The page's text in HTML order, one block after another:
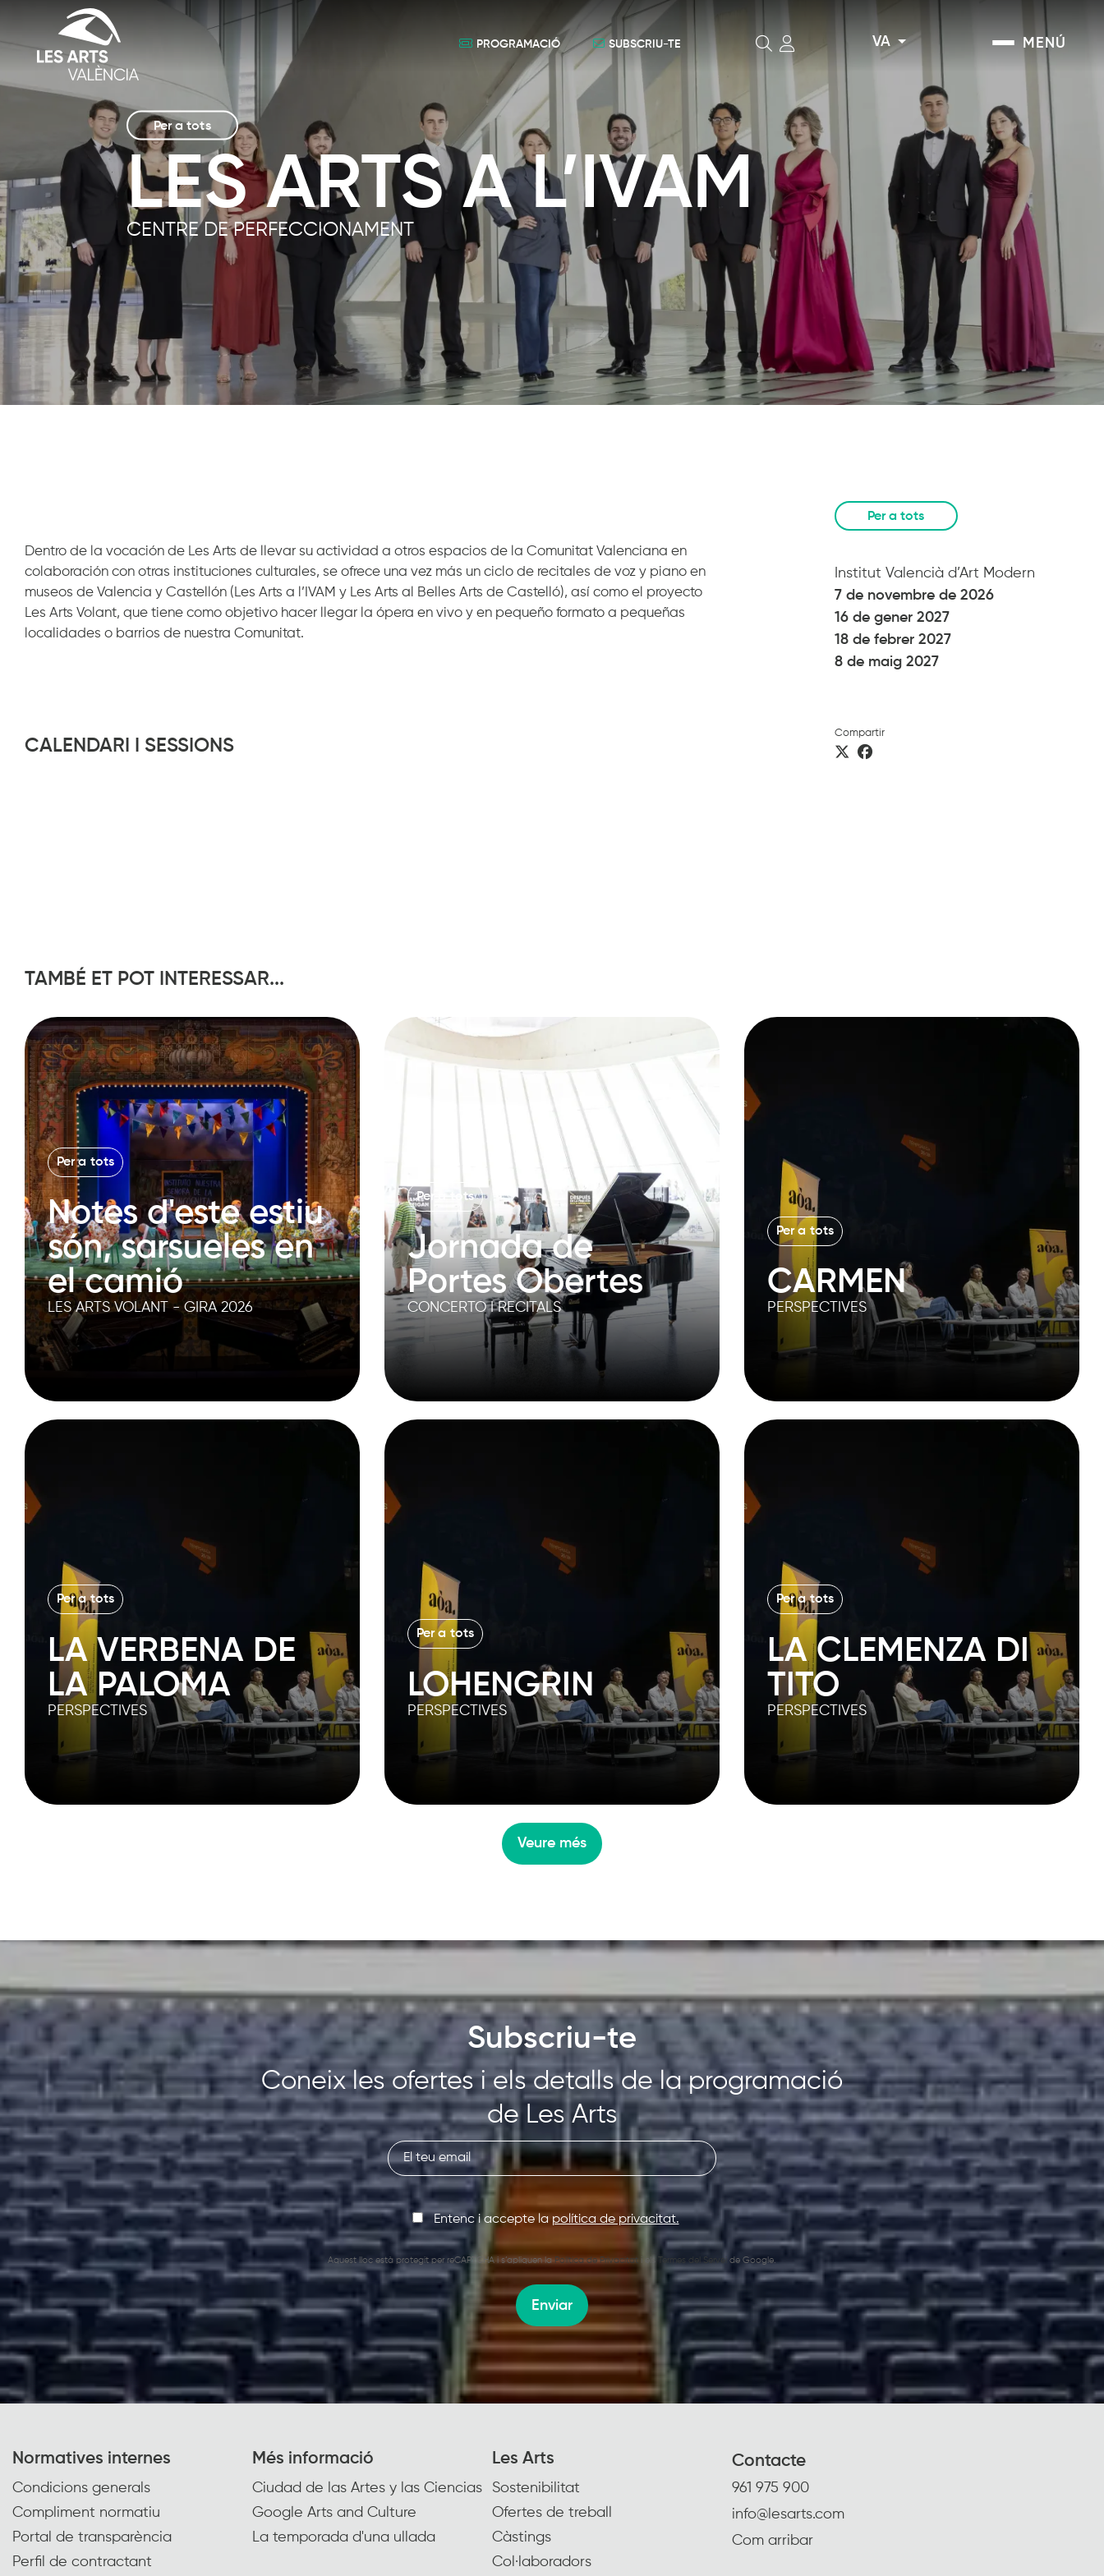
MENÚ
VA
SUBSCRIU-TE
PROGRAMACIÓ
Per a tots
LES ARTS A L’IVAM
CENTRE DE PERFECCIONAMENT
Per a tots
Institut Valencià d’Art Modern
7 de novembre de 2026
16 de gener 2027
18 de febrer 2027
8 de maig 2027
Compartir
Dentro de la vocación de Les Arts de llevar su actividad a otros espacios de la Comunitat Valenciana en
colaboración con otras instituciones culturales, se ofrece una vez más un ciclo de recitales de voz y piano en
museos de Valencia y Castellón (Les Arts a l’IVAM y Les Arts al Belles Arts de Castelló), así como el proyecto
Les Arts Volant, que tiene como objetivo hacer llegar la ópera en vivo y en pequeño formato a pequeñas
localidades o barrios de nuestra Comunitat.
CALENDARI I SESSIONS
TAMBÉ ET POT INTERESSAR...
Per a tots
Notes d'este estiu
són, sarsueles en
el camió
LES ARTS VOLANT - GIRA 2026
Per a tots
Jornada de
Portes Obertes
CONCERTO I RECITALS
Per a tots
CARMEN
PERSPECTIVES
Per a tots
LA VERBENA DE
LA PALOMA
PERSPECTIVES
Per a tots
LOHENGRIN
PERSPECTIVES
Per a tots
LA CLEMENZA DI
TITO
PERSPECTIVES
Veure més
Subscriu-te
Coneix les ofertes i els detalls de la programació
de Les Arts
Entenc i accepte la política de privacitat.
Aquest lloc està protegit per reCAPTCHA i s’apliquen laPolítica de Privacitat i els Termes del Servei de Google.
Enviar
Normatives internes
Condicions generals
Compliment normatiu
Portal de transparència
Perfil de contractant
Més informació
Ciudad de las Artes y las Ciencias
Google Arts and Culture
La temporada d'una ullada
Les Arts
Sostenibilitat
Ofertes de treball
Càstings
Col·laboradors
Contacte
961 975 900
info@lesarts.com
Com arribar